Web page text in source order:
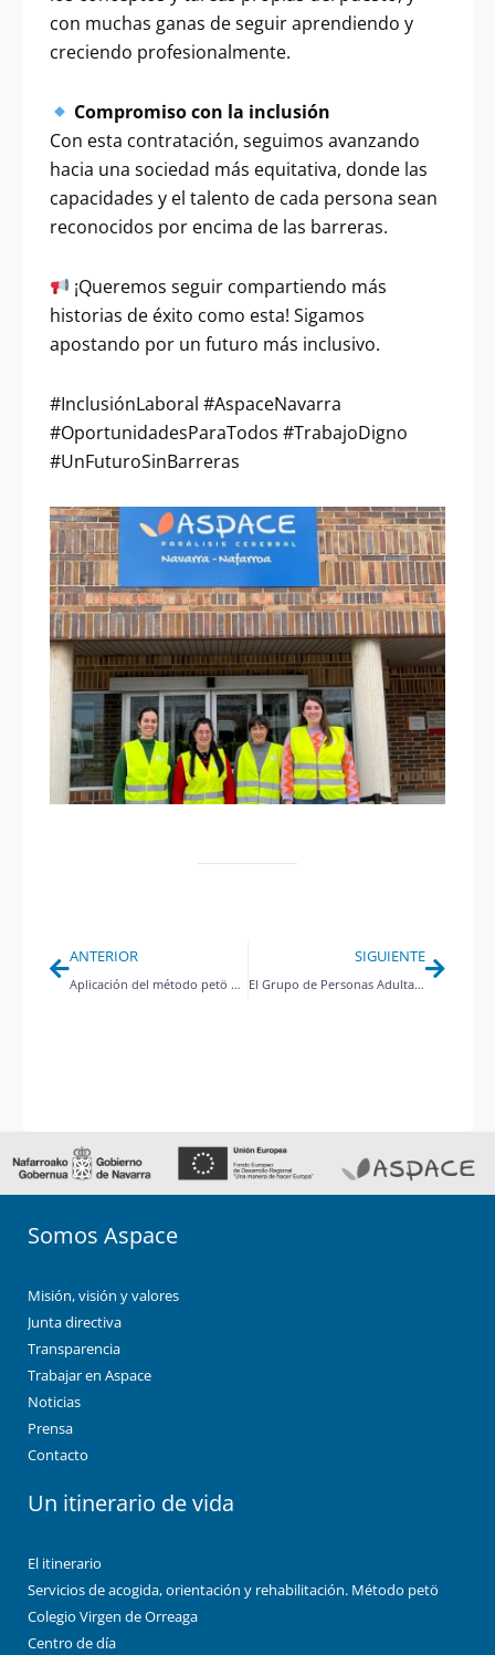
con muchas ganas de seguir aprendiendo y
creciendo profesionalmente.
Compromiso con la inclusión
Con esta contratación, seguimos avanzando
hacia una sociedad más equitativa, donde las
capacidades y el talento de cada persona sean
reconocidos por encima de las barreras.
¡Queremos seguir compartiendo más
historias de éxito como esta! Sigamos
apostando por un futuro más inclusivo.
#InclusiónLaboral #AspaceNavarra
#OportunidadesParaTodos #TrabajoDigno
#UnFuturoSinBarreras
ANTERIOR
Aplicación del método petö en Aspace Navarra
SIGUIENTE
El Grupo de Personas Adultas en nuestro Servicio de Atención, Orientación y Rehabilitación
Somos Aspace
Misión, visión y valores
Junta directiva
Transparencia
Trabajar en Aspace
Noticias
Prensa
Contacto
Un itinerario de vida
El itinerario
Servicios de acogida, orientación y rehabilitación. Método petö
Colegio Virgen de Orreaga
Centro de día